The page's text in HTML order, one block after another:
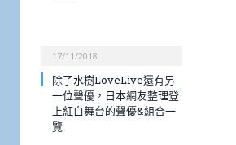
17/11/2018
除了水樹LoveLive還有另
一位聲優，日本網友整理登
上紅白舞台的聲優&組合一
覽